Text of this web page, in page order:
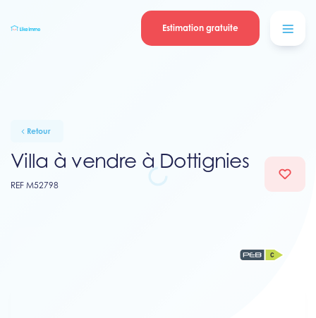
Estimation gratuite
Retour
Villa à vendre à Dottignies
REF M52798